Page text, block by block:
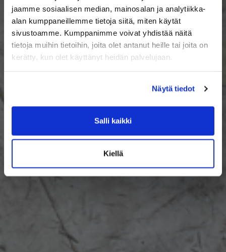
jaamme sosiaalisen median, mainosalan ja analytiikka-
alan kumppaneillemme tietoja siitä, miten käytät
sivustoamme. Kumppanimme voivat yhdistää näitä
tietoja muihin tietoihin, joita olet antanut heille tai joita on
kerätty, kun olet käyttänyt heidän palvelujaan.
Näytä tiedot
Salli kaikki
Kiellä